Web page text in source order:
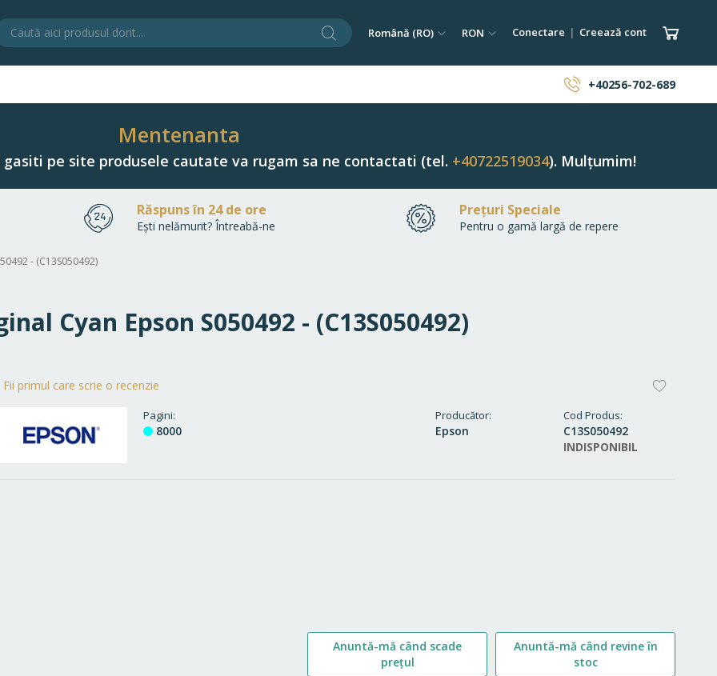
CăutareLimba
Română (RO) Monedă
RON Conectare Creează cont Coșul
+40256-702-689
Mentenanta
pe site produsele cautate va rugam sa ne contactati (tel. +40722519034). Mulțumim!
Răspuns în 24 de ore
Ești nelămurit? Întreabă-ne
Prețuri Speciale
Pentru o gamă largă de repere
- (C13S050492)
Cyan Epson S050492 - (C13S050492)
Producător
Epson
Cod Produs
C13S050492
INDISPONIBIL
Fii primul care scrie o recenzie
Pagini
8000
Anuntă-mă când scade
prețul
Anuntă-mă când revine în
stoc